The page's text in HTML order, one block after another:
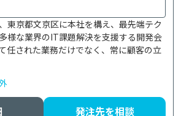
東京都文京区に本社を構え、最先端テク
様な業界のIT課題解決を支援する開発会
任された業務だけでなく、常に顧客の立
発注先を相談